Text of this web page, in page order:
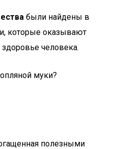
были найдены в
которые оказывают
человека.
муки?
полезными